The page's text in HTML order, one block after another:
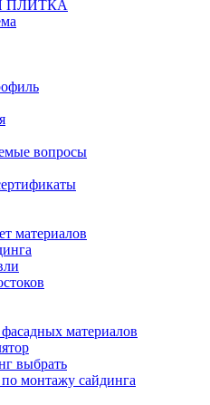
ПЛИТКА
вопросы
материалов
материалов
выбрать
монтажу сайдинга